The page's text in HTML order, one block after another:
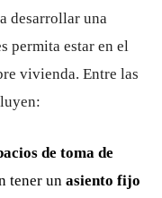
desarrollar una
permita estar en el
vivienda. Entre las
de toma de
tener un asiento fijo